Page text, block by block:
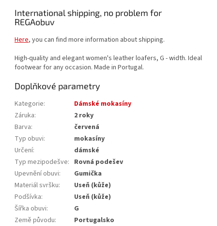
International shipping, no problem for
REGAobuv
Here, you can find more information about shipping.
High-quality and elegant women's leather loafers, G - width. Ideal
footwear for any occasion. Made in Portugal.
Doplňkové parametry
Kategorie:
Dámské mokasíny
Záruka:
2 roky
Barva:
červená
Typ obuvi:
mokasíny
Určení:
dámské
Typ mezipodešve: Rovná podešev
Upevnění obuvi:
Gumička
Materiál svršku:
Useň (kůže)
Podšívka:
Useň (kůže)
Šířka obuvi:
G
Země původu: Portugalsko